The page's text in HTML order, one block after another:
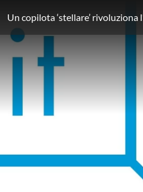
Acqua senza segreti con